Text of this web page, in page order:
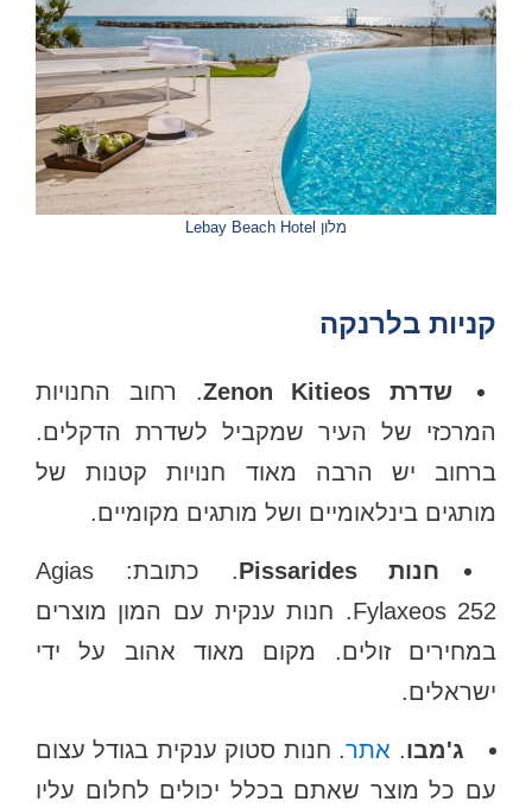
מלון Lebay Beach Hotel
קניות בלרנקה
שדרת Zenon Kitieos
. רחוב החנויות
המרכזי של העיר שמקביל לשדרת הדקלים.
ברחוב יש הרבה מאוד חנויות קטנות של
מותגים בינלאומיים ושל מותגים מקומיים.
חנות Pissarides
. כתובת: Agias
Fylaxeos 252. חנות ענקית עם המון מוצרים
במחירים זולים. מקום מאוד אהוב על ידי
ישראלים.
ג'מבו. אתר. חנות סטוק ענקית בגודל עצום
עם כל מוצר שאתם בכלל יכולים לחלום עליו